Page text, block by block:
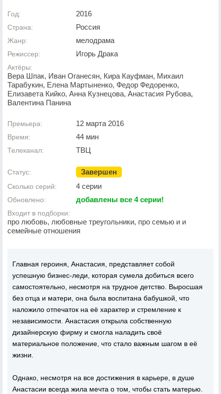
Год: 2016
Страна: Россия
Жанр: мелодрама
Режиссер: Игорь Драка
Актёры:
Вера Шпак, Иван Оганесян, Кира Кауфман, Михаил
Тарабукин, Елена Мартыненко, Федор Федоренко,
Елизавета Кийко, Анна Кузнецова, Анастасия Рубова,
Валентина Панина
Премьера: 12 марта 2016
Время: 44 мин
Телеканал: ТВЦ
Статус: Завершен
Сколько серий: 4 серии
Обновлено: добавлены все 4 серии!
Входит в подборки:
про любовь, любовные треугольники, про семью и и
семейные отношения
Главная героиня, Анастасия, представляет собой
успешную бизнес-леди, которая сумела добиться всего
самостоятельно, несмотря на трудное детство. Выросшая
без отца и матери, она была воспитана бабушкой, что
наложило отпечаток на её характер и стремление к
независимости. Анастасия открыла собственную
дизайнерскую фирму и смогла наладить своё
материальное положение, что стало важным шагом в её
жизни.
Однако, несмотря на все достижения в карьере, в душе
Анастасии всегда жила мечта о том, чтобы стать матерью.